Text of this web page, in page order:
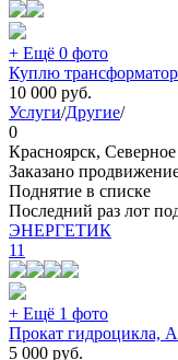
+ Ещё 0 фото
Куплю
10 000 руб.
Услуги/Другие/
0
Красноярск,
Заказано
Поднятие в списке
Последний раз лот
ЭНЕРГЕТИК
11
+ Ещё 1 фото
Прокат гидроцикла,
5 000 руб.